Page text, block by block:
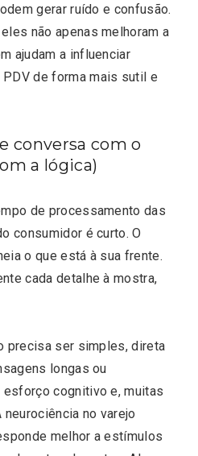
gerar ruído e confusão.
não apenas melhoram a
ajudam a influenciar
de forma mais sutil e
conversa com o
a lógica)
de processamento das
consumidor é curto. O
o que está à sua frente.
cada detalhe à mostra,
precisa ser simples, direta
longas ou
cognitivo e, muitas
no varejo
melhor a estímulos